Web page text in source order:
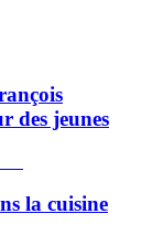
des jeunes
la cuisine